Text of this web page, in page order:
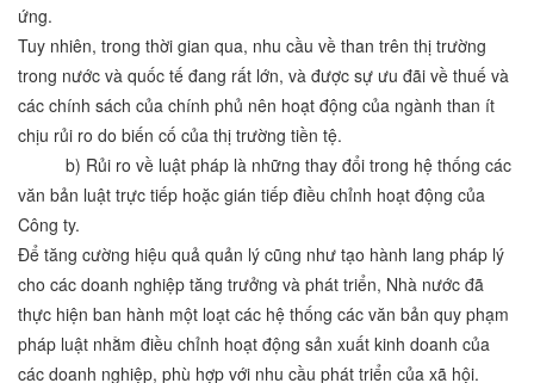
ứng.
Tuy nhiên, trong thời gian qua, nhu cầu về than trên thị trường
trong nước và quốc tế đang rất lớn, và được sự ưu đãi về thuế và
các chính sách của chính phủ nên hoạt động của ngành than ít
chịu rủi ro do biến cố của thị trường tiền tệ.
b) Rủi ro về luật pháp là những thay đổi trong hệ thống các
văn bản luật trực tiếp hoặc gián tiếp điều chỉnh hoạt động của
Công ty.
Để tăng cường hiệu quả quản lý cũng như tạo hành lang pháp lý
cho các doanh nghiệp tăng trưởng và phát triển, Nhà nước đã
thực hiện ban hành một loạt các hệ thống các văn bản quy phạm
pháp luật nhằm điều chỉnh hoạt động sản xuất kinh doanh của
các doanh nghiệp, phù hợp với nhu cầu phát triển của xã hội.